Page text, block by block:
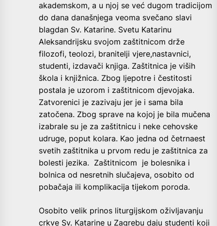
akademskom, a u njoj se već dugom tradicijom
do dana današnjega veoma svečano slavi
blagdan Sv. Katarine. Svetu Katarinu
Aleksandrijsku svojom zaštitnicom drže
filozofi, teolozi, branitelji vjere,nastavnici,
studenti, izdavači knjiga. Zaštitnica je viših
škola i knjižnica. Zbog ljepotre i čestitosti
postala je uzorom i zaštitnicom djevojaka.
Zatvorenici je zazivaju jer je i sama bila
zatočena. Zbog sprave na kojoj je bila mučena
izabrale su je za zaštitnicu i neke cehovske
udruge, poput kolara. Kao jedna od četrnaest
svetih zaštitnika u prvom redu je zaštitnica za
bolesti jezika. Zaštitnicom je bolesnika i
bolnica od nesretnih slučajeva, osobito od
pobačaja ili komplikacija tijekom poroda.
Osobito velik prinos liturgijskom oživljavanju
crkve Sv. Katarine u Zagrebu daju studenti koji